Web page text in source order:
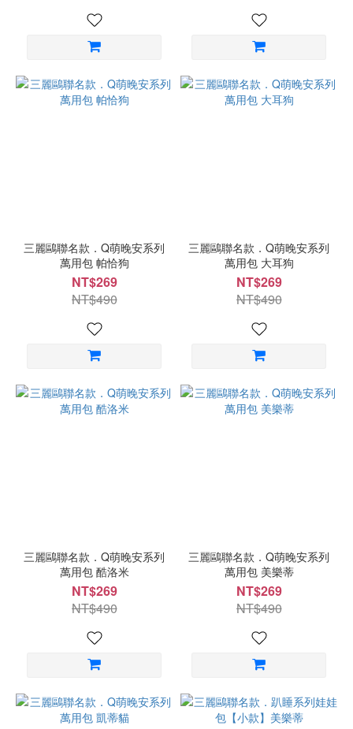
三麗鷗聯名款．Q萌晚安系列
萬用包 帕恰狗
NT$269
NT$490
三麗鷗聯名款．Q萌晚安系列
萬用包 大耳狗
NT$269
NT$490
三麗鷗聯名款．Q萌晚安系列
萬用包 酷洛米
NT$269
NT$490
三麗鷗聯名款．Q萌晚安系列
萬用包 美樂蒂
NT$269
NT$490